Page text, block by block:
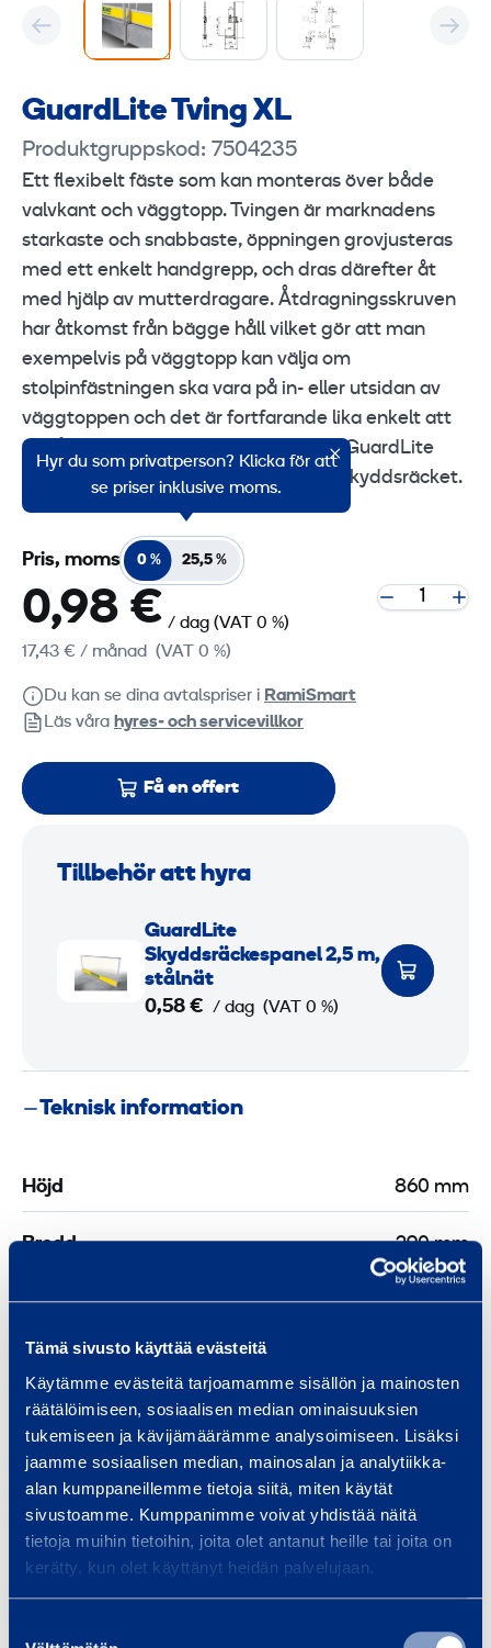
Tämä sivusto käyttää evästeitä
Käytämme evästeitä tarjoamamme sisällön ja mainosten
räätälöimiseen, sosiaalisen median ominaisuuksien
tukemiseen ja kävijämäärämme analysoimiseen. Lisäksi
jaamme sosiaalisen median, mainosalan ja analytiikka-
alan kumppaneillemme tietoja siitä, miten käytät
sivustoamme. Kumppanimme voivat yhdistää näitä
tietoja muihin tietoihin, joita olet antanut heille tai joita on
kerätty, kun olet käyttänyt heidän palvelujaan.
GuardLite Tving XL
Produktgruppskod: 7504235
Ett flexibelt fäste som kan monteras över både
valvkant och väggtopp. Tvingen är marknadens
starkaste och snabbaste, öppningen grovjusteras
med ett enkelt handgrepp, och dras därefter åt
med hjälp av mutterdragare. Åtdragningsskruven
har åtkomst från bägge håll vilket gör att man
exempelvis på väggtopp kan välja om
stolpinfästningen ska vara på in- eller utsidan av
väggtoppen och det är fortfarande lika enkelt att
dra åt tvingen. Fästet levereras med GuardLite
Aktiv Låsning för stumt montage av skyddsräcket.
Hyr du som privatperson? Klicka för att
se priser inklusive moms.
Pris, moms 0 % 25,5 %
0,98 € / dag (VAT 0 %)
17,43 € / månad (VAT 0 %)
Du kan se dina avtalspriser i RamiSmart
Läs våra hyres‑ och servicevillkor
Få en offert
Tillbehör att hyra
L
S
k
y
d
ä
e
s
p
a
n
GuardLite
Skyddsräckespanel 2,5 m,
stålnät
0,58 € / dag (VAT 0 %)
Teknisk information
Höjd 860 mm
Bredd 290 mm
Vikt 6,9 kg
Liknande produkter
J
u